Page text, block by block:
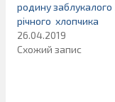
родину заблукалого
річного хлопчика
26.04.2019
Схожий запис